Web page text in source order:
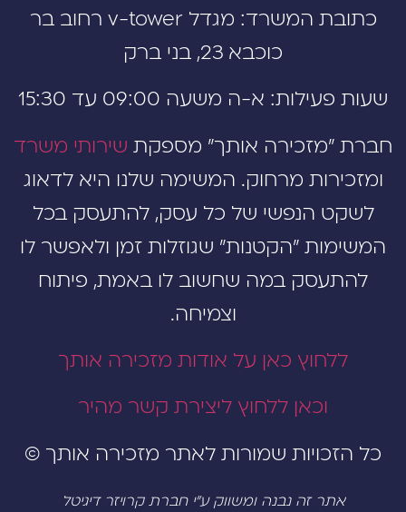
כתובת המשרד: מגדל v-tower רחוב בר
כוכבא 23, בני ברק
א-ה משעה 09:00 עד 15:30
״מזכירה אותך״ מספקתשירותי משרד
מרחוק. המשימה שלנו היא לדאוג
הנפשי של כל עסק, להתעסק בכל
״הקטנות״ שגוזלות זמן ולאפשר לו
במה שחשוב לו באמת, פיתוח
וצמיחה.
ללחוץ כאן על אודות מזכירה אותך
וכאן ללחוץ ליצירת קשר מהיר
שמורות לאתר מזכירה אותך ©
אתר זה נבנה ומשווק ע"י חברת קרויזר דיגיטל